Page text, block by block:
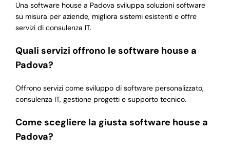
Una software house a Padova sviluppa soluzioni software
su misura per aziende, migliora sistemi esistenti e offre
servizi di consulenza IT.
Quali servizi offrono le software house a
Padova?
Offrono servizi come sviluppo di software personalizzato,
consulenza IT, gestione progetti e supporto tecnico.
Come scegliere la giusta software house a
Padova?